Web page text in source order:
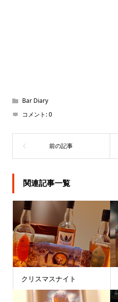
Bar Diary
コメント:0
関連記事一覧
クリスマスナイト